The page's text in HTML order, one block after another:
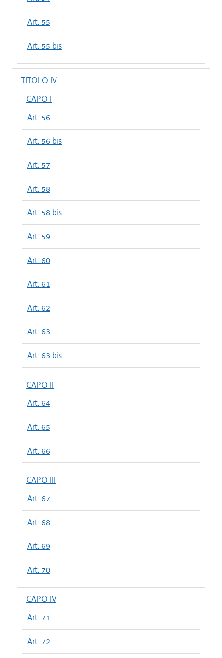
Art. 55
Art. 55 bis
TITOLO IV
CAPO I
Art. 56
Art. 56 bis
Art. 57
Art. 58
Art. 58 bis
Art. 59
Art. 60
Art. 61
Art. 62
Art. 63
Art. 63 bis
CAPO II
Art. 64
Art. 65
Art. 66
CAPO III
Art. 67
Art. 68
Art. 69
Art. 70
CAPO IV
Art. 71
Art. 72